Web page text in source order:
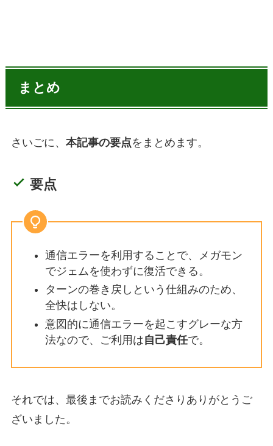
まとめ
さいごに、 本記事の要点をまとめます。
要点
通信エラーを利用することで、メガモン
でジェムを使わずに復活できる。
ターンの巻き戻しという仕組みのため、
全快はしない。
意図的に通信エラーを起こすグレーな方
法なので、ご利用は自己責任で。
それでは、最後までお読みくださりありがとうご
ざいました。